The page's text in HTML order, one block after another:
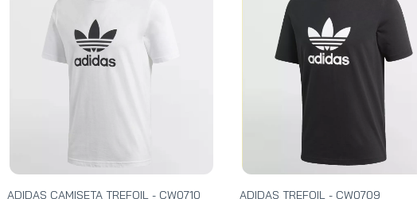
ADIDAS CAMISETA TREFOIL - CW0710 ADIDAS TREFOIL - CW0709